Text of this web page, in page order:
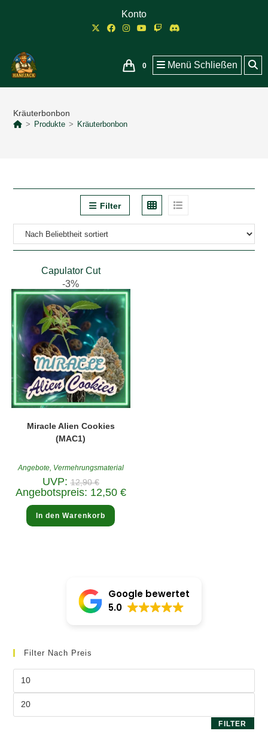
Konto
0 Menü Schließen
Kräuterbonbon
> Produkte > Kräuterbonbon
Filter
Capulator Cut
-3%
Miracle Alien Cookies
(MAC1)
Angebote, Vermehrungsmaterial
UVP: 12,90€Ursprünglicher
Preis
war:
12,90 €
Angebotspreis: 12,50 €Aktueller
Preis
In den Warenkorb
Google bewertet
5.0
Filter Nach Preis
FILTER